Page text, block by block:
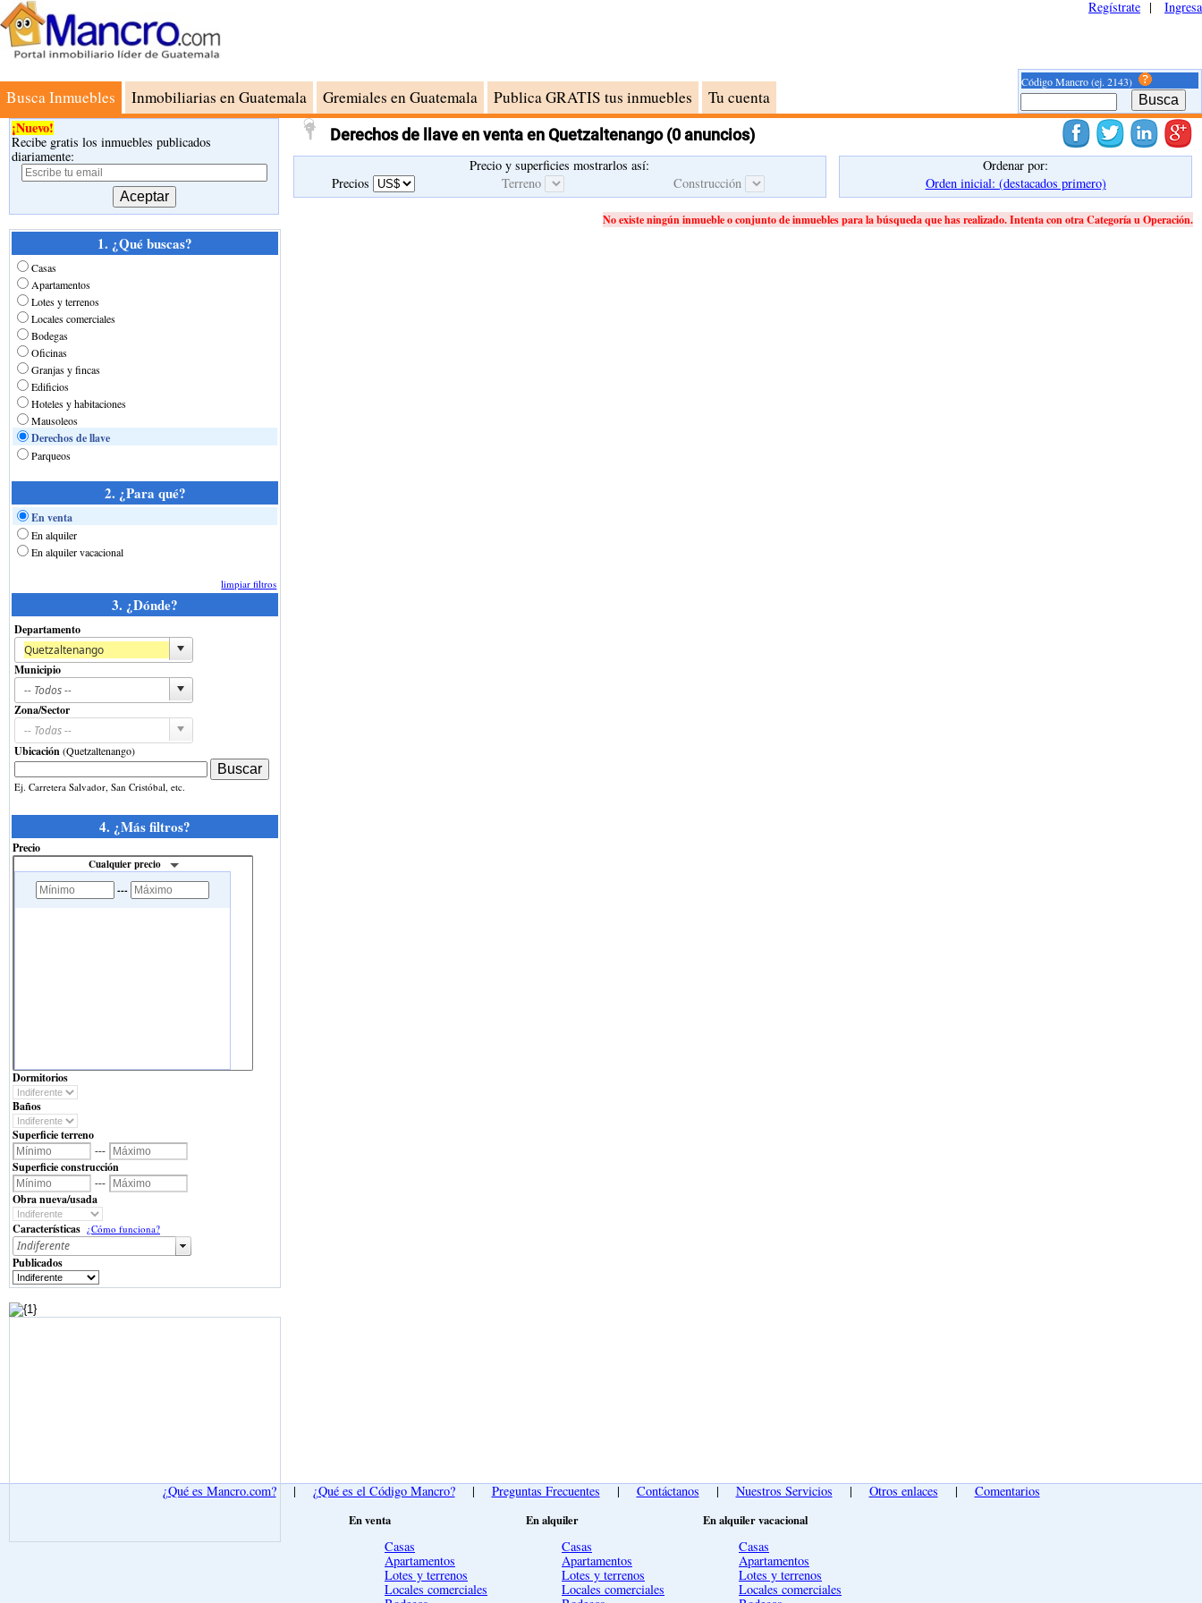
Busca Inmuebles Inmobiliarias en Guatemala Gremiales en Guatemala Publica GRATIS tus inmuebles Tu cuenta
Regístrate | Ingresa
Código Mancro (ej. 2143)
Derechos de llave en venta en Quetzaltenango(0 anuncios)
Precio y superficies mostrarlos así:
Precios
Terreno Construcción
Ordenar por:
Orden inicial: (destacados primero)
No existe ningún inmueble o conjunto de inmuebles para la búsqueda que has realizado. Intenta con otra Categoría u Operación.
¡Nuevo!
Recibe gratis los inmuebles publicados
diariamente:
1. ¿Qué buscas?
Casas
Apartamentos
Lotes y terrenos
Locales comerciales
Bodegas
Oficinas
Granjas y fincas
Edificios
Hoteles y habitaciones
Mausoleos
Derechos de llave
Parqueos
2. ¿Para qué?
En venta
En alquiler
En alquiler vacacional
limpiar filtros
3. ¿Dónde?
Departamento
Municipio
Zona/Sector
Ubicación(Quetzaltenango)
Ej. Carretera Salvador, San Cristóbal, etc.
4. ¿Más filtros?
Precio
Cualquier precio
---
Dormitorios
Baños
Superficie terreno
---
Superficie construcción
---
Obra nueva/usada
Características ¿Cómo funciona?
Publicados
¿Qué es Mancro.com?| ¿Qué es el Código Mancro?| Preguntas Frecuentes | Contáctanos | Nuestros Servicios | Otros enlaces | Comentarios
En venta
Casas
Apartamentos
Lotes y terrenos
Locales comerciales
En alquiler
Casas
Apartamentos
Lotes y terrenos
Locales comerciales
En alquiler vacacional
Casas
Apartamentos
Lotes y terrenos
Locales comerciales